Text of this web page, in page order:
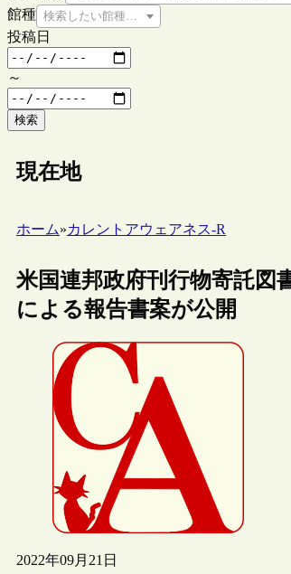
館種 検索したい館種を選択してください
投稿日
～
検索
現在地
ホーム»カレントアウェアネス-R
米国連邦政府刊行物寄託図
による報告書案が公開
2022年09月21日